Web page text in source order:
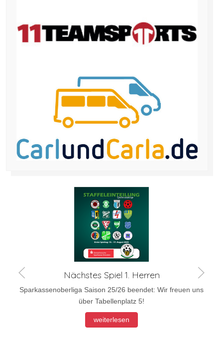
Nächstes Spiel 1. Herren
Sparkassenoberliga Saison 25/26 beendet: Wir freuen uns
über Tabellenplatz 5!
weiterlesen